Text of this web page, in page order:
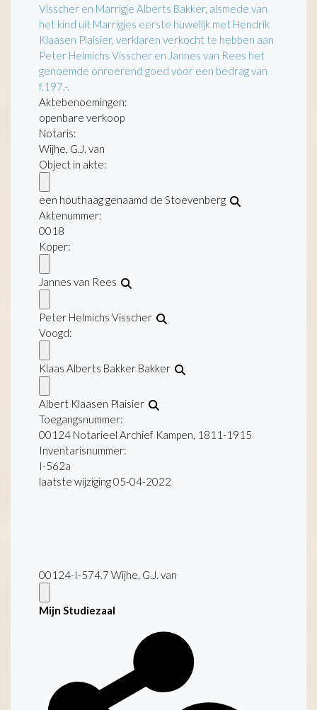
Visscher en Marrigje Alberts Bakker, alsmede van
het kind uit Marrigjes eerste huwelijk met Hendrik
Klaasen Plaisier, verklaren verkocht te hebben aan
Peter Helmichs Visscher en Jannes van Rees het
genoemde onroerend goed voor een bedrag van
f.197.-.
Aktebenoemingen:
openbare verkoop
Notaris:
Wijhe, G.J. van
Object in akte:
een houthaag genaamd de Stoevenberg
Aktenummer:
0018
Koper:
Jannes van Rees
Peter Helmichs Visscher
Voogd:
Klaas Alberts Bakker Bakker
Albert Klaasen Plaisier
Toegangsnummer:
00124 Notarieel Archief Kampen, 1811-1915
Inventarisnummer:
I-562a
laatste wijziging 05-04-2022
00124-I-574.7 Wijhe, G.J. van
Mijn Studiezaal